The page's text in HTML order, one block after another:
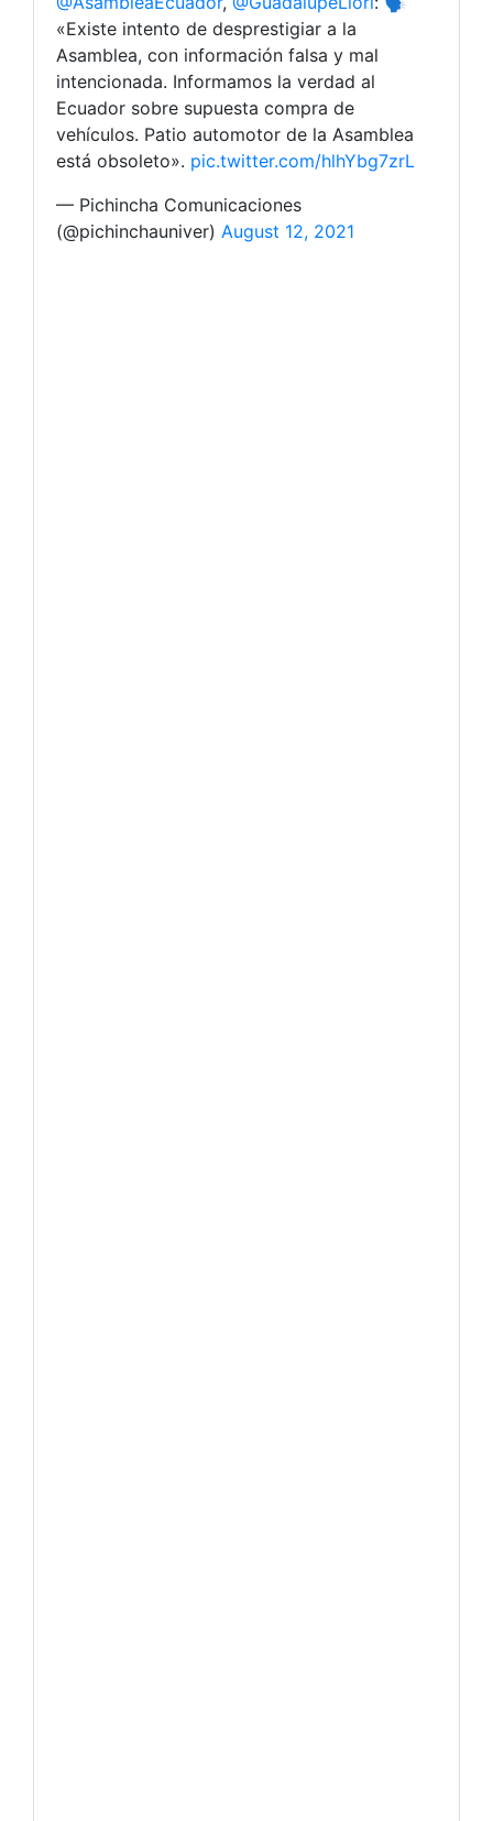
«Existe intento de desprestigiar a la
Asamblea, con información falsa y mal
intencionada. Informamos la verdad al
Ecuador sobre supuesta compra de
vehículos. Patio automotor de la Asamblea
está obsoleto». pic.twitter.com/hlhYbg7zrL
— Pichincha Comunicaciones
(@pichinchauniver) August 12, 2021